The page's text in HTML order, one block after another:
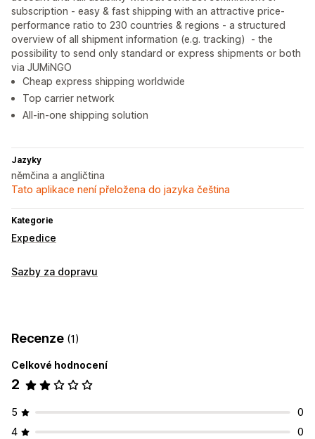
subscription - easy & fast shipping with an attractive price-
performance ratio to 230 countries & regions - a structured
overview of all shipment information (e.g. tracking) - the
possibility to send only standard or express shipments or both
via JUMiNGO
Cheap express shipping worldwide
Top carrier network
All-in-one shipping solution
Jazyky
němčina a angličtina
Tato aplikace není přeložena do jazyka čeština
Kategorie
Expedice
Sazby za dopravu
Recenze (1)
Celkové hodnocení
2
5
0
4
0